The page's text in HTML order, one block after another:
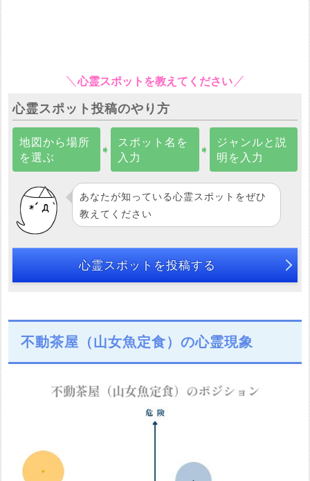
心霊スポットを教えてください
心霊スポット投稿のやり方
地図から場所
を選ぶ
➧
スポット名を
入力
➧
ジャンルと説
明を入力
あなたが知っている心霊スポットをぜひ
教えてください
心霊スポットを投稿する
不動茶屋（山女魚定食）の心霊現象